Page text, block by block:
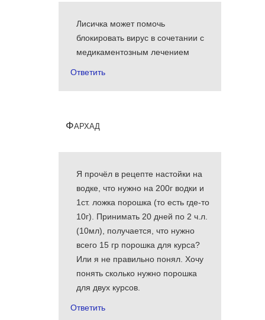
Лисичка может помочь
блокировать вирус в сочетании с
медикаментозным лечением
Ответить
Фархад
Я прочёл в рецепте настойки на
водке, что нужно на 200г водки и
1ст. ложка порошка (то есть где-то
10г). Принимать 20 дней по 2 ч.л.
(10мл), получается, что нужно
всего 15 гр порошка для курса?
Или я не правильно понял. Хочу
понять сколько нужно порошка
для двух курсов.
Ответить